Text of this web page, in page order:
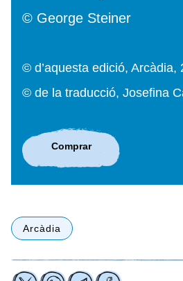
© George Steiner
© d’aquesta edició, Arcàdia,
© de la traducció, Josefina
Comprar
Arcàdia